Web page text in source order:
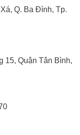
Q. Ba Đình, Tp.
15, Quận Tân Bình,